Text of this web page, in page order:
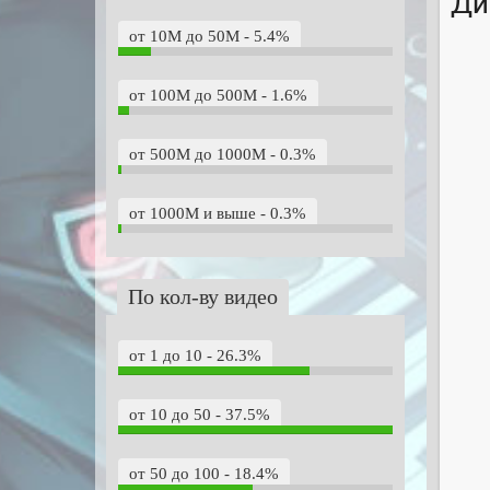
от 10M до 50M - 5.4%
от 100M до 500M - 1.6%
от 500M до 1000M - 0.3%
от 1000M и выше - 0.3%
По кол-ву видео
от 1 до 10 - 26.3%
от 10 до 50 - 37.5%
от 50 до 100 - 18.4%